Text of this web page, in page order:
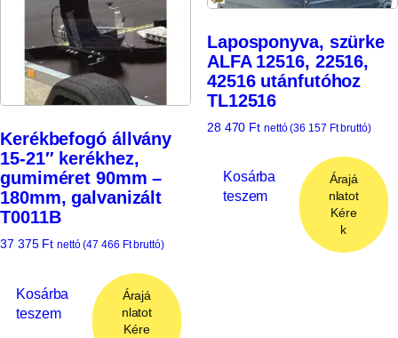
Kerékbefogó állvány
15-21″ kerékhez,
gumiméret 90mm –
180mm, galvanizált
T0011B
37 375 Ft nettó (47 466 Ftbruttó)
Kosárba
teszem
Árajá
nlatot
Kére
Laposponyva, szürke
ALFA 12516, 22516,
42516 utánfutóhoz
TL12516
28 470 Ft nettó (36 157 Ftbruttó)
Kosárba
teszem
Árajá
nlatot
Kére
k